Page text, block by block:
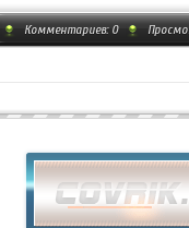
Комментариев: 0